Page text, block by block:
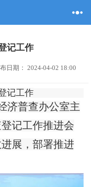
记工作
日期： 2024-04-02 18:00
记工作
济普查办公室主
记工作推进会
展，部署推进